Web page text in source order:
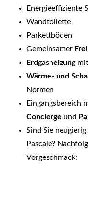
Energieeffiziente
Wandtoilette
Parkettböden
Gemeinsamer
Erdgasheizungmit
Wärme- und
Normen
Eingangsbereich
Concierge und
Sind Sie
Pascale?
Vorgeschmack: